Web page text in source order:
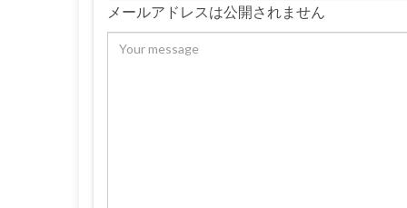
メールアドレスは公開されません